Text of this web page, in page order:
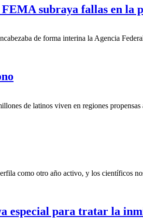
subraya fallas en la
de forma interina la Agencia
de latinos viven en regiones
como otro año activo, y los
especial para tratar la